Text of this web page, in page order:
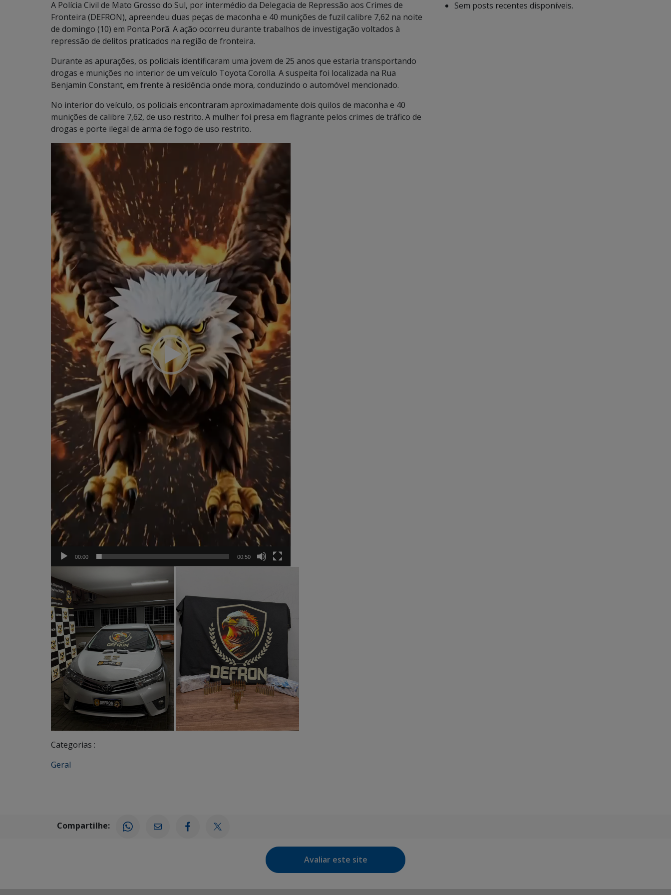
A Polícia Civil de Mato Grosso do Sul, por intermédio da Delegacia de Repressão aos Crimes de
Fronteira (DEFRON), apreendeu duas peças de maconha e 40 munições de fuzil calibre 7,62 na noite
de domingo (10) em Ponta Porã. A ação ocorreu durante trabalhos de investigação voltados à
repressão de delitos praticados na região de fronteira.
Durante as apurações, os policiais identificaram uma jovem de 25 anos que estaria transportando
drogas e munições no interior de um veículo Toyota Corolla. A suspeita foi localizada na Rua
Benjamin Constant, em frente à residência onde mora, conduzindo o automóvel mencionado.
No interior do veículo, os policiais encontraram aproximadamente dois quilos de maconha e 40
munições de calibre 7,62, de uso restrito. A mulher foi presa em flagrante pelos crimes de tráfico de
drogas e porte ilegal de arma de fogo de uso restrito.
Tocador
00:00 00:50
Categorias :
Geral
Sem posts recentes disponíveis.
Compartilhe:
Avaliar este site